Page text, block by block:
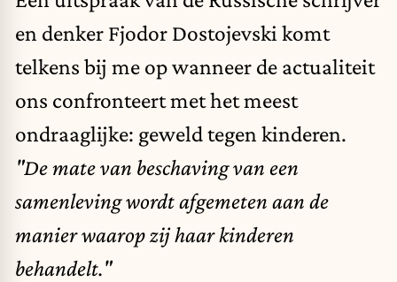
en denker Fjodor Dostojevski komt
telkens bij me op wanneer de actualiteit
ons confronteert met het meest
ondraaglijke: geweld tegen kinderen.
"De mate van beschaving van een
samenleving wordt afgemeten aan de
manier waarop zij haar kinderen
behandelt."